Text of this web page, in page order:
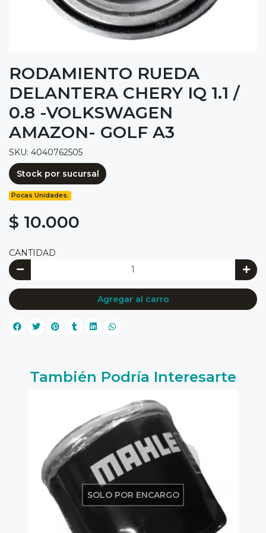
RODAMIENTO RUEDA
DELANTERA CHERY IQ 1.1 /
0.8 -VOLKSWAGEN
AMAZON- GOLF A3
SKU: 4040762505
Stock por sucursal
Pocas Unidades.
$ 10.000
CANTIDAD
Agregar al carro
También Podría Interesarte
SOLO POR ENCARGO